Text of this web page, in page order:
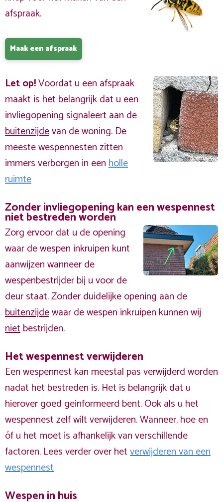
afspraak.
Maak een afspraak
Let op!Voordat u een afspraak
maakt is het belangrijk dat u een
invliegopening signaleert aan de
buitenzijdevan de woning. De
meeste wespennesten zitten
immers verborgen in eenholle
ruimte
Zonder invliegopening kan een wespennest
niet bestreden worden
Zorg ervoor dat u de opening
waar de wespen inkruipen kunt
aanwijzen wanneer de
wespenbestrijder bij u voor de
deur staat. Zonder duidelijke opening aan de
buitenzijdewaar de wespen inkruipen kunnen wij
nietbestrijden.
Het wespennest verwijderen
Een wespennest kan meestal pas verwijderd worden
nadat het bestreden is. Het is belangrijk dat u
hierover goed geinformeerd bent. Ook als u het
wespennest zelf wilt verwijderen. Wanneer, hoe en
óf u het moet is afhankelijk van verschillende
factoren. Lees verder over hetverwijderen van een
wespennest
Wespen in huis